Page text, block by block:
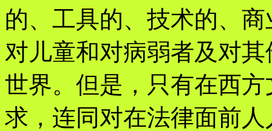
的、工具的、技术的、
对儿童和对病弱者及对
世界。但是，只有在西
求，连同对在法律面前